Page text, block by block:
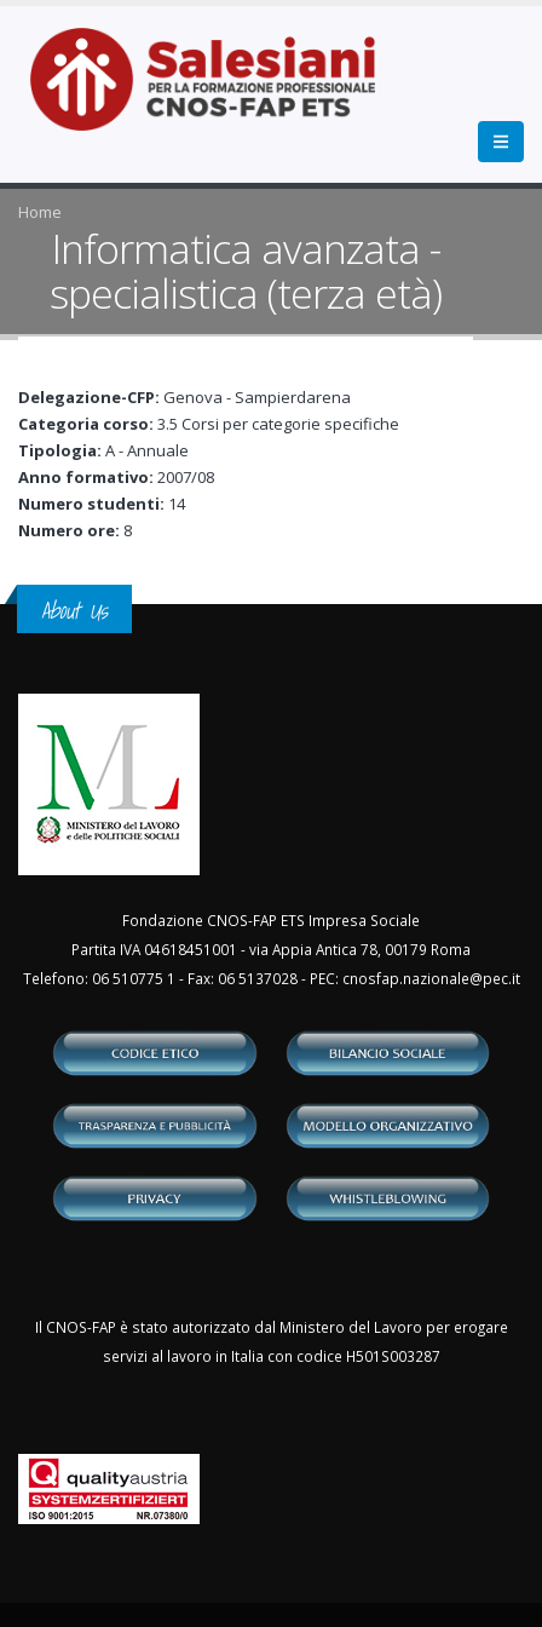
Home
Informatica avanzata -
specialistica (terza età)
Delegazione-CFP: Genova - Sampierdarena
Categoria corso: 3.5 Corsi per categorie specifiche
Tipologia: A - Annuale
Anno formativo: 2007/08
Numero studenti: 14
Numero ore: 8
About Us
Fondazione CNOS-FAP ETS Impresa Sociale
Partita IVA 04618451001 - via Appia Antica 78, 00179 Roma
Telefono: 06 510775 1 - Fax: 06 5137028 - PEC: cnosfap.nazionale@pec.it
Il CNOS-FAP è stato autorizzato dal Ministero del Lavoro per erogare
servizi al lavoro in Italia con codice H501S003287